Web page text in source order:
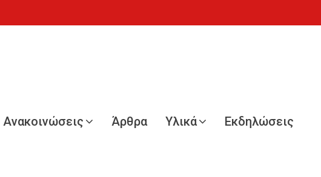
Ανακοινώσεις Άρθρα Υλικά Εκδηλώσεις